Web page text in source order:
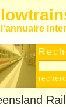
l'annuaire
Rail